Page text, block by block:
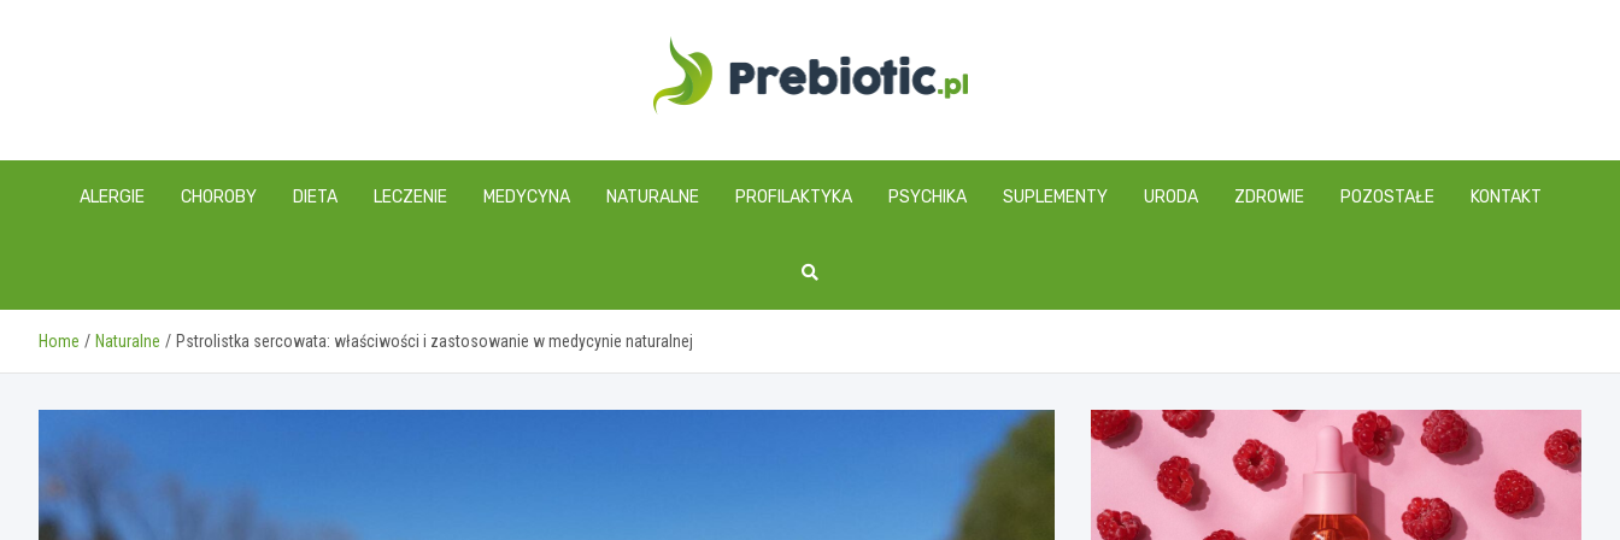
prebiotic.pl
ALERGIE CHOROBY DIETA LECZENIE MEDYCYNA NATURALNE PROFILAKTYKA PSYCHIKA SUPLEMENTY URODA ZDROWIE POZOSTAŁE KONTAKT
Home Naturalne Pstrolistka sercowata: właściwości i zastosowanie w medycynie naturalnej